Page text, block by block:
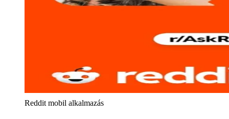
Reddit mobil alkalmazás